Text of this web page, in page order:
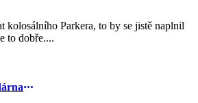
kolosálního Parkera, to by se jistě naplnil
to dobře....